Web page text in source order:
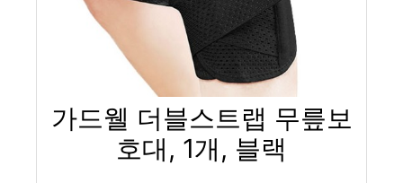
가드웰 더블스트랩 무릎보
호대, 1개, 블랙